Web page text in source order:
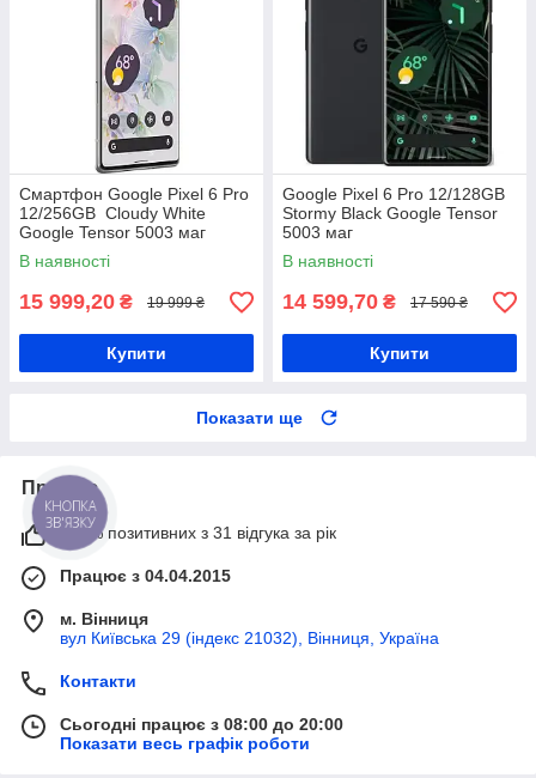
Смартфон Google Pixel 6 Pro
12/256GB Cloudy White
Google Tensor 5003 маг
В наявності
15 999,20 ₴ 19 999 ₴
Купити
Google Pixel 6 Pro 12/128GB
Stormy Black Google Tensor
5003 маг
В наявності
14 599,70 ₴ 17 590 ₴
Купити
Показати ще
Про нас
100% позитивних з 31 відгука за рік
Працює з 04.04.2015
м. Вінниця
вул Київська 29 (індекс 21032), Вінниця, Україна
Контакти
Сьогодні працює з 08:00 до 20:00
Показати весь графік роботи
КНОПКА
ЗВ'ЯЗКУ